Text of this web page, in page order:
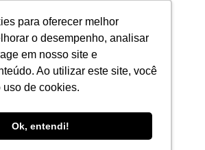
para oferecer melhor
o desempenho, analisar
em nosso site e
Ao utilizar este site, você
de cookies.
Ok, entendi!